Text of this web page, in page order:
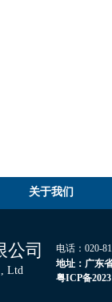
关于我们
公司
Ltd
电话：
地址：广东
粤ICP备